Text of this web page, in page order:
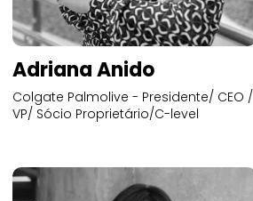
Adriana Anido
Colgate Palmolive - Presidente/ CEO /
VP/ Sócio Proprietário/C-level